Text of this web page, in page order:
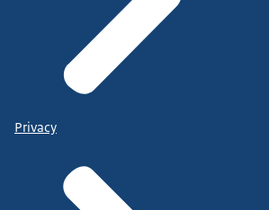
Privacy